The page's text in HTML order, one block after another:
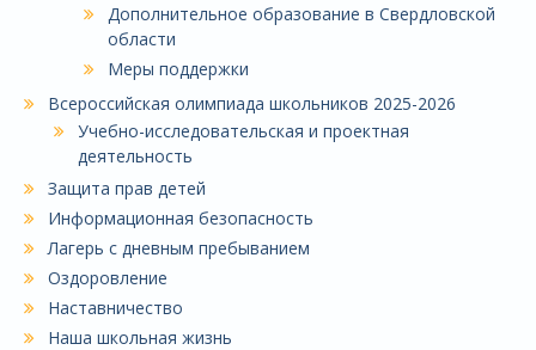
Дополнительное образование в Свердловской
области
Меры поддержки
Всероссийская олимпиада школьников 2025-2026
Учебно-исследовательская и проектная
деятельность
Защита прав детей
Информационная безопасность
Лагерь с дневным пребыванием
Оздоровление
Наставничество
Наша школьная жизнь